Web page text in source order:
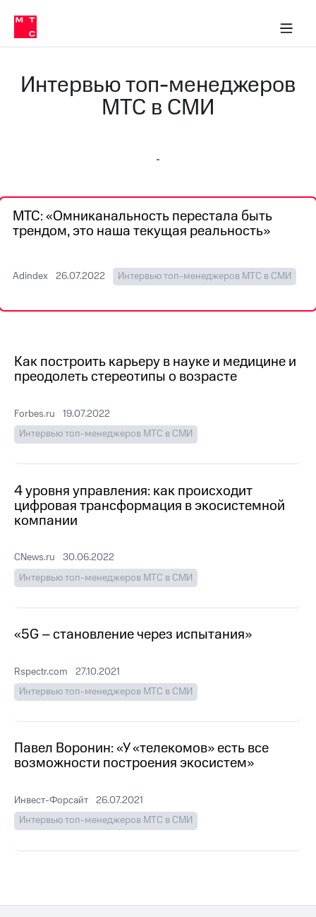
Медиа-центр
и акционерам
Устойчивое развитие
Комплаенс и деловая этика
компании
Карьера
Правовая
информация
релизы
Достижения
Интервью
Финансовая
отчетность
Новости
в
регионе
и акционерам
Корпоративное
управление
Корпоративный
Раскрытие
акционерам
Документы
ПАО
акционеров
Личный
кабинет
Акционерный
капитал
Контроль
аудит
Описание
Карьера
в МТС
Интервью топ-менеджеров
МТС в СМИ
МТС: «Омниканальность перестала быть
трендом, это наша текущая реальность»
Adindex 26.07.2022 Интервью топ-менеджеров МТС в СМИ
Как построить карьеру в науке и медицине и
преодолеть стереотипы о возрасте
Forbes.ru
19.07.2022
Интервью топ-менеджеров МТС в СМИ
4 уровня управления: как происходит
цифровая трансформация в экосистемной
компании
CNews.ru
30.06.2022
Интервью топ-менеджеров МТС в СМИ
«5G – становление через испытания»
Rspectr.com
27.10.2021
Интервью топ-менеджеров МТС в СМИ
Павел Воронин: «У «телекомов» есть все
возможности построения экосистем»
Инвест-Форсайт 26.07.2021
Интервью топ-менеджеров МТС в СМИ